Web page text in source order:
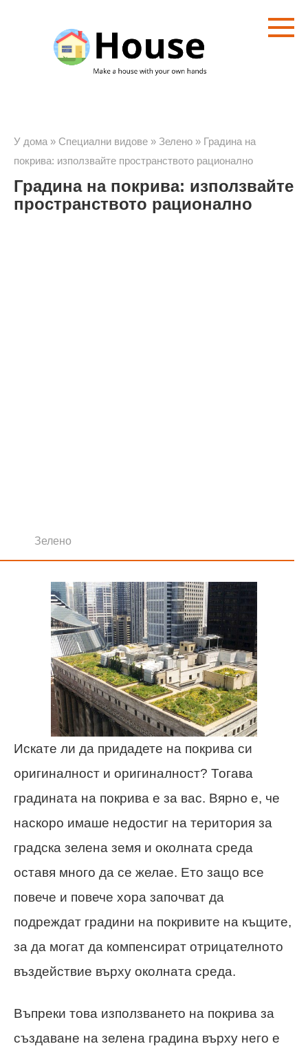
съдържанието
У дома » Специални видове » Зелено » Градина на
покрива: използвайте пространството рационално
Градина на покрива: използвайте
пространството рационално
Зелено
Искате ли да придадете на покрива си
оригиналност и оригиналност? Тогава
градината на покрива е за вас. Вярно е, че
наскоро имаше недостиг на територия за
градска зелена земя и околната среда
оставя много да се желае. Ето защо все
повече и повече хора започват да
подреждат градини на покривите на къщите,
за да могат да компенсират отрицателното
въздействие върху околната среда.
Въпреки това използването на покрива за
създаване на зелена градина върху него е